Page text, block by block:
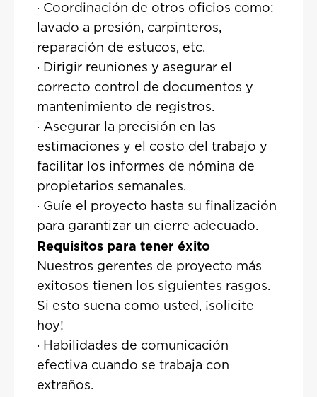
· Coordinación de otros oficios como:
lavado a presión, carpinteros,
reparación de estucos, etc.
· Dirigir reuniones y asegurar el
correcto control de documentos y
mantenimiento de registros.
· Asegurar la precisión en las
estimaciones y el costo del trabajo y
facilitar los informes de nómina de
propietarios semanales.
· Guíe el proyecto hasta su finalización
para garantizar un cierre adecuado.
Requisitos para tener éxito
Nuestros gerentes de proyecto más
exitosos tienen los siguientes rasgos.
Si esto suena como usted, ¡solicite
hoy!
· Habilidades de comunicación
efectiva cuando se trabaja con
extraños.